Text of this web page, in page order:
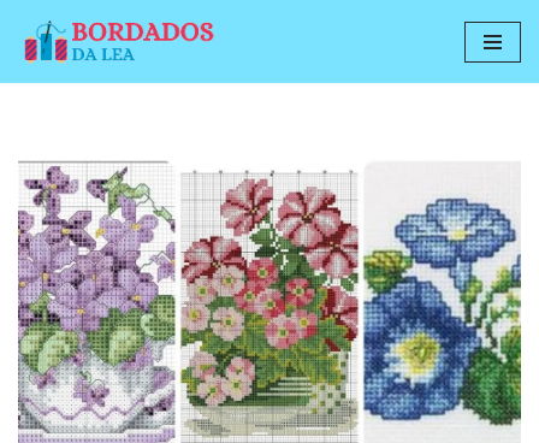
Pular
conteúdo